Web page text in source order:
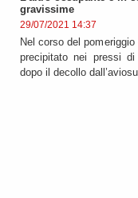
gravissime
29/07/2021 14:37
Nel corso del
precipitato nei pressi
dopo il decollo